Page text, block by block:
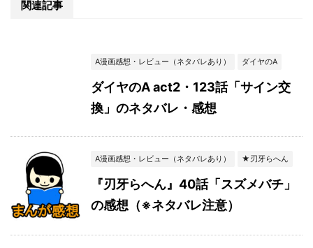
関連記事
A漫画感想・レビュー（ネタバレあり） ダイヤのA
ダイヤのA act2・123話「サイン交
換」のネタバレ・感想
A漫画感想・レビュー（ネタバレあり） ★刃牙らへん
『刃牙らへん』40話「スズメバチ」
の感想（※ネタバレ注意）